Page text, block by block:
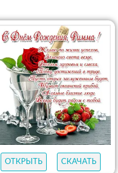
ОТКРЫТЬ СКАЧАТЬ